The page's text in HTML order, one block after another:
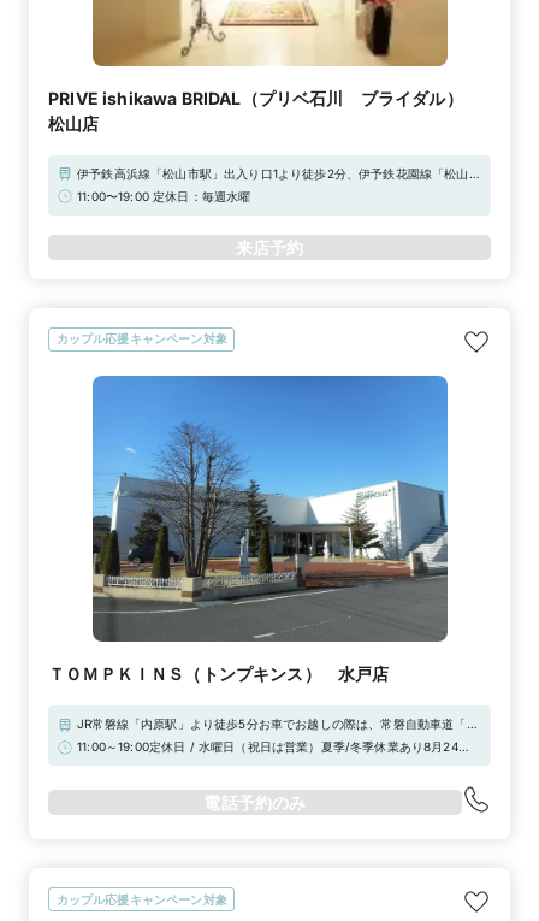
PRIVE ishikawa BRIDAL（プリベ石川 ブライダル）
松山店
伊予鉄高浜線「松山市駅」出入り口1より徒歩2分、伊予鉄花園線「松山市
駅前駅」出入り口2より徒歩2分。お車でお越しの方は、松山自動車道松
11:00〜19:00 定休日：毎週水曜
来店予約
カップル応援キャンペーン対象
ＴＯＭＰＫＩＮＳ（トンプキンス） 水戸店
JR常磐線「内原駅」より徒歩5分お車でお越しの際は、常磐自動車道「水
戸IC」より5分。(無料駐車場完備）
11:00～19:00定休日 / 水曜日（祝日は営業）夏季/冬季休業あり8月24日
電話予約のみ
カップル応援キャンペーン対象